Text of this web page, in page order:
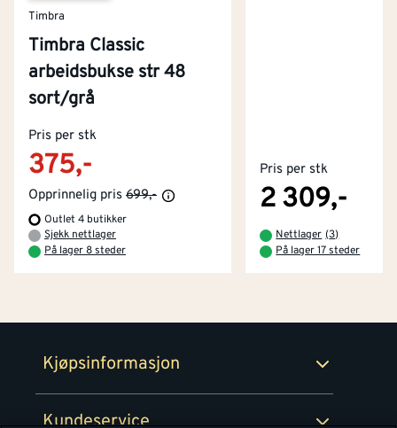
Timbra
Timbra Classic
arbeidsbukse str 48
sort/grå
Pris per stk
375,-
Opprinnelig pris 699,-
Outlet 4 butikker
Sjekk nettlager
På lager 8 steder
Pris per stk
2 309,-
Nettlager (3)
På lager 17 steder
Kjøpsinformasjon
Kjøpsbetingelser
Betaling
Retur- og angrerettsskjema
Kundeservice
Kontakt oss
Tjenester
Montér Klubb
Om Montér
Byggevarehus og åpningstider
Prismatch
Personvern